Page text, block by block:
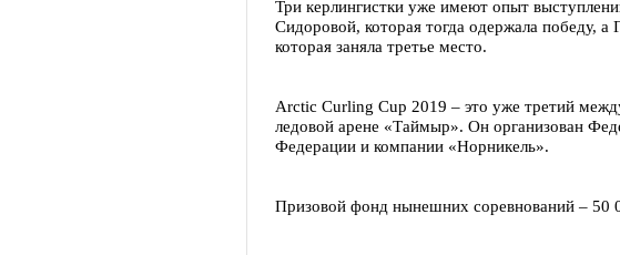
Три керлингистки уже имеют опыт
Сидоровой, которая тогда одержала победу,
которая заняла третье место.
Arctic Curling Cup 2019 – это уже третий
ледовой арене «Таймыр». Он организован
Федерации и компании «Норникель».
Призовой фонд нынешних соревнований –